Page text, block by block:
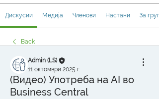
Дискусии Медија Членови Настани За
Back
Admin (LS)
11 октомври 2025 г.
(Видео) Употреба на AI во
Business Central